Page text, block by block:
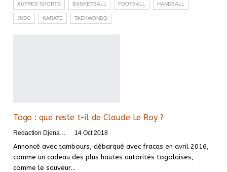
AUTRES SPORTS BASKETBALL FOOTBALL HANDBALL
JUDO KARATÉ TAEKWONDO
Togo : que reste t-il de Claude Le Roy ?
14 Oct 2018
Annoncé avec tambours, débarqué avec fracas en avril 2016,
comme un cadeau des plus hautes autorités togolaises,
comme le sauveur…